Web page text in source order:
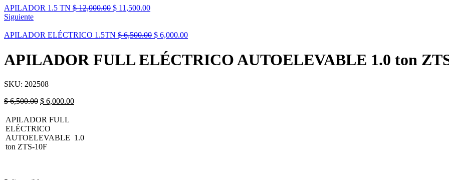
APILADOR 1.5 TN $12,000.00 $ 11,500.00
Siguiente
APILADOR ELÉCTRICO 1.5TN $6,500.00 $ 6,000.00
APILADOR FULL ELÉCTRICO AUTOELEVABLE 1.0 ton
SKU: 202508
$6,500.00 $ 6,000.00
APILADOR FULL
ELÉCTRICO
AUTOELEVABLE 1.0
ton ZTS-10F